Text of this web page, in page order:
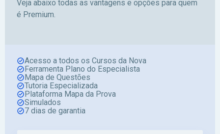
Veja abaixo todas as vantagens e opções para quem
é Premium.
Acesso a todos os Cursos da Nova
Ferramenta Plano do Especialista
Mapa de Questões
Tutoria Especializada
Plataforma Mapa da Prova
Simulados
7 dias de garantia